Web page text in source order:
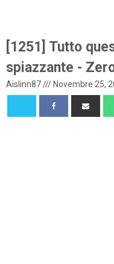
[1251] Tutto
spiazzante -
Aislinn87/// Novembre 25,